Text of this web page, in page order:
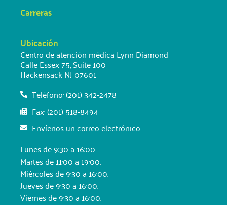
Carreras
Ubicación
Centro de atención médica Lynn Diamond
Calle Essex 75, Suite 100
Hackensack NJ 07601
Teléfono: (201) 342-2478
Fax: (201) 518-8494
Envíenos un correo electrónico
Lunes de 9:30 a 16:00.
Martes de 11:00 a 19:00.
Miércoles de 9:30 a 16:00.
Jueves de 9:30 a 16:00.
Viernes de 9:30 a 16:00.